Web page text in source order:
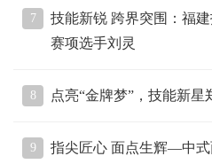
7
技能新锐 跨界突围：福
赛项选手刘灵
8 点亮“金牌梦”，技能新星
9
指尖匠心 面点生辉—中